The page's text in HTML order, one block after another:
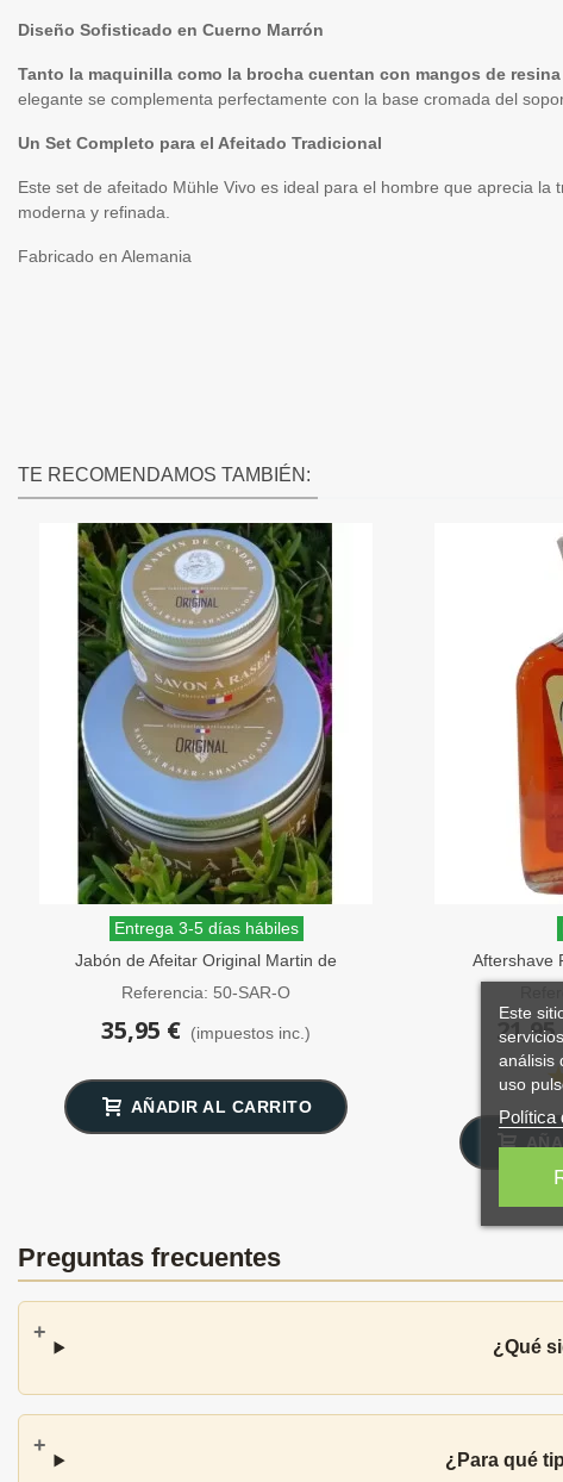
Diseño Sofisticado en Cuerno Marrón
Tanto la maquinilla como la brocha cuentan con mangos de
elegante se complementa perfectamente con la base cromada del
Un Set Completo para el Afeitado Tradicional
Este set de afeitado Mühle Vivo es ideal para el hombre que aprecia
moderna y refinada.
Fabricado en Alemania
TE RECOMENDAMOS TAMBIÉN:
Entrega 3-5 días hábiles
Jabón de Afeitar Original Martin de
Candre 50g
Referencia: 50-SAR-O
35,95 € (impuestos inc.)
AÑADIR AL CARRITO
Aftershave
21,95
Preguntas frecuentes
¿Qué
¿Para qué
Este
análisis
uso
Política